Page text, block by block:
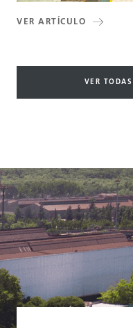
VER ARTÍCULO
VER